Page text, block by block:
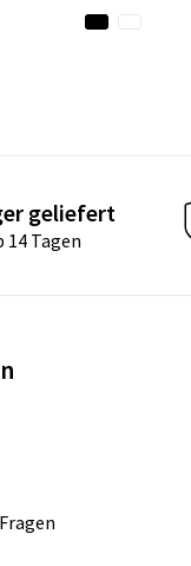
geliefert
Tagen